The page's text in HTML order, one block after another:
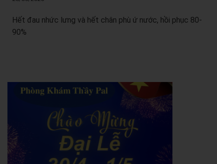
Hết đau nhức lưng và hết chân phù ứ nước, hồi phục 80-
90%